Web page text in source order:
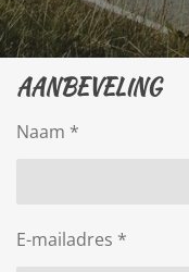
AANBEVELING
Naam *
E-mailadres *